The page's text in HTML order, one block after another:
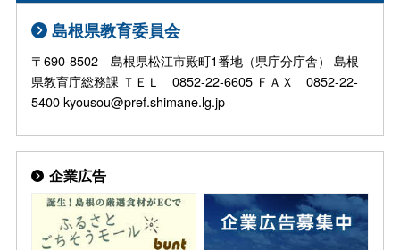
島根県教育委員会
〒690-8502 島根県松江市殿町1番地（県庁分庁舎） 島根
県教育庁総務課 ＴＥＬ 0852-22-6605 ＦＡＸ 0852-22-
5400 kyousou@pref.shimane.lg.jp
企業広告